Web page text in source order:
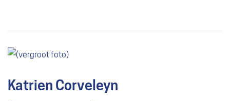
Katrien Corveleyn